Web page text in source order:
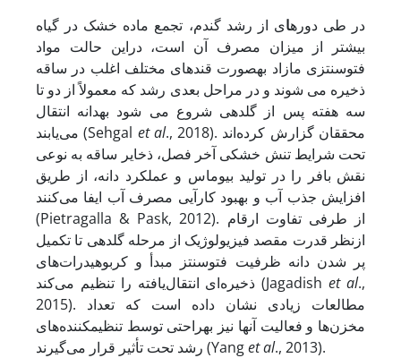
در طی دوره­ای از رشد گندم، تجمع ماده خشک در گیاه
بیشتر از میزان مصرف آن است، دراین حالت مواد
فتوسنتزی مازاد بهصورت قندهای مختلف اغلب در ساقه
ذخیره می شوند و در مراحل بعدی رشد که معمولاً از دو تا
سه هفته پس از گلدهی شروع می شود بهدانه انتقال
می‌یابند (Sehgal et al., 2018). محققان گزارش کرده‌اند
تحت شرایط تنش خشکی آخر فصل، ذخایر ساقه به نوعی
نقش بافر را در تولید بیوماس و عملکرد دانه، از طریق
افزایش جذب آب و بهبود کارآیی مصرف آب ایفا می‌کنند
(Pietragalla & Pask, 2012). از طرفی تفاوت ارقام
ازنظر قدرت مقصد فیزیولوژیک از مرحله گلدهی تا تکمیل
پر شدن دانه ظرفیت فتوسنتز مبدأ و کربوهیدرات‌های
ذخیره‌ای انتقال‌یافته را تنظیم می‌کند (Jagadishet al.,
2015). مطالعات زیادی نشان داده است که تعداد
مخزن‌ها و فعالیت آنها نیز بهراحتی توسط تنظیمکننده‌های
رشد تحت تأثیر قرار می‌گیرند (Yanget al., 2013).